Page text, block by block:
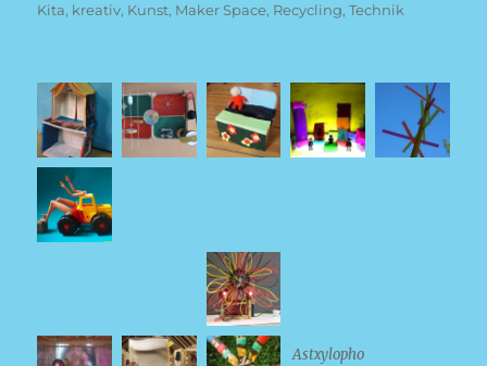
Kita, kreativ, Kunst, Maker Space, Recycling,Technik
Astxylopho